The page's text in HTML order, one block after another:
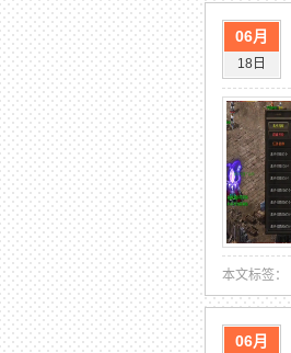
06月
18日
本文标签：
06月